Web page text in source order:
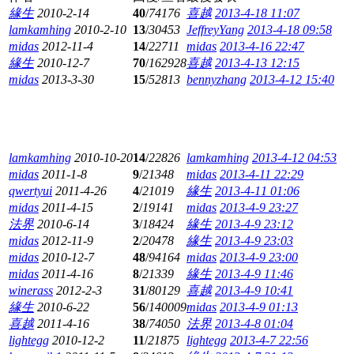
緣生 2010-2-14 40/74176 喜越 2013-4-18 11:07
lamkamhing 2010-2-10 13/30453 JeffreyYang 2013-4-18 09:58
midas 2012-11-4 14/22711 midas 2013-4-16 22:47
緣生 2010-12-7 70/162928喜越 2013-4-13 12:15
midas 2013-3-30 15/52813 bennyzhang 2013-4-12 15:40
lamkamhing 2010-10-2014/22826 lamkamhing 2013-4-12 04:53
midas 2011-1-8 9/21348 midas 2013-4-11 22:29
qwertyui 2011-4-26 4/21019 緣生 2013-4-11 01:06
midas 2011-4-15 2/19141 midas 2013-4-9 23:27
法界 2010-6-14 3/18424 緣生 2013-4-9 23:12
midas 2012-11-9 2/20478 緣生 2013-4-9 23:03
midas 2010-12-7 48/94164 midas 2013-4-9 23:00
midas 2011-4-16 8/21339 緣生 2013-4-9 11:46
winerass 2012-2-3 31/80129 喜越 2013-4-9 10:41
緣生 2010-6-22 56/140009midas 2013-4-9 01:13
喜越 2011-4-16 38/74050 法界 2013-4-8 01:04
lightegg 2010-12-2 11/21875 lightegg 2013-4-7 22:56